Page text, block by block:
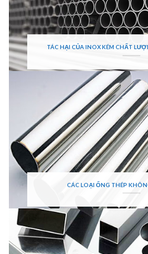
TÁC HẠI CỦA INOX KÉM CHẤT
CÁC LOẠI ỐNG THÉP